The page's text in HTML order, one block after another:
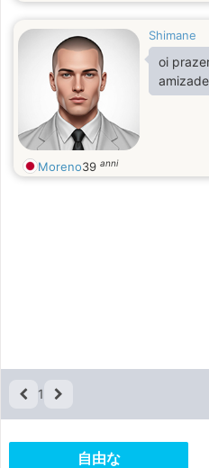
Shimane
oi
Moreno39 anni
1
自由な